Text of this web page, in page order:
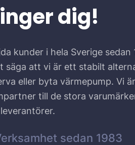
dig!
kunder i hela Sverige sedan
säga att vi är ett stabilt
eller byta värmepump. Vi är
till de stora
sedan 1983